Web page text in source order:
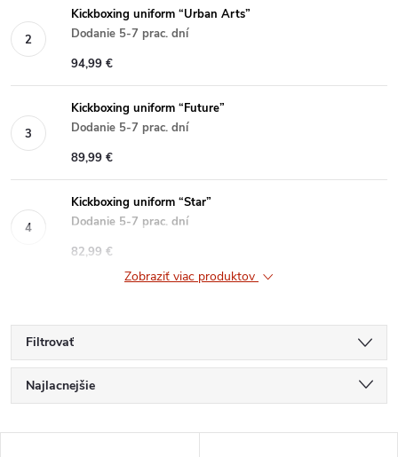
Kickboxing uniform “Urban Arts”
Dodanie 5-7 prac. dní
94,99 €
Kickboxing uniform “Future”
Dodanie 5-7 prac. dní
89,99 €
Kickboxing uniform “Star”
Dodanie 5-7 prac. dní
82,99 €
Zobraziť viac produktov
Filtrovať
R
a
Najlacnejšie